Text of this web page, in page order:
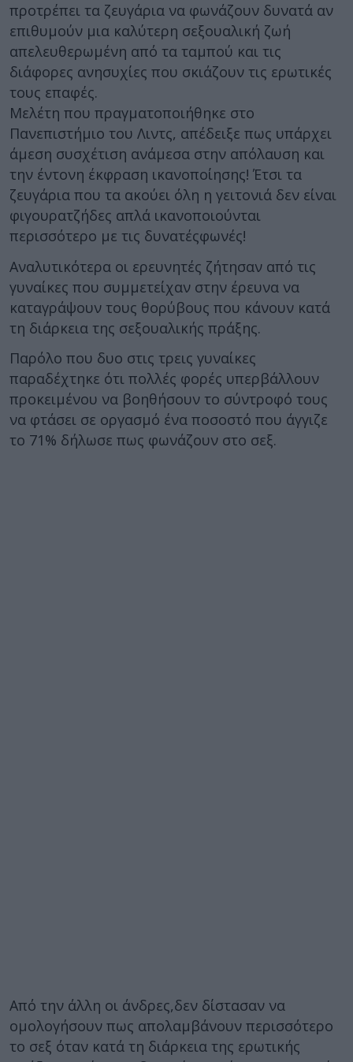
προτρέπει τα ζευγάρια να φωνάζουν δυνατά αν
επιθυμούν μια καλύτερη σεξουαλική ζωή
απελευθερωμένη από τα ταμπού και τις
διάφορες ανησυχίες που σκιάζουν τις ερωτικές
τους επαφές.
Μελέτη που πραγματοποιήθηκε στο
Πανεπιστήμιο του Λιντς, απέδειξε πως υπάρχει
άμεση συσχέτιση ανάμεσα στην απόλαυση και
την έντονη έκφραση ικανοποίησης! Έτσι τα
ζευγάρια που τα ακούει όλη η γειτονιά δεν είναι
φιγουρατζήδες απλά ικανοποιούνται
περισσότερο με τις δυνατέςφωνές!
Αναλυτικότερα οι ερευνητές ζήτησαν από τις
γυναίκες που συμμετείχαν στην έρευνα να
καταγράψουν τους θορύβους που κάνουν κατά
τη διάρκεια της σεξουαλικής πράξης.
Παρόλο που δυο στις τρεις γυναίκες
παραδέχτηκε ότι πολλές φορές υπερβάλλουν
προκειμένου να βοηθήσουν το σύντροφό τους
να φτάσει σε οργασμό ένα ποσοστό που άγγιζε
το 71% δήλωσε πως φωνάζουν στο σεξ.
Από την άλλη οι άνδρες,δεν δίστασαν να
ομολογήσουν πως απολαμβάνουν περισσότερο
το σεξ όταν κατά τη διάρκεια της ερωτικής